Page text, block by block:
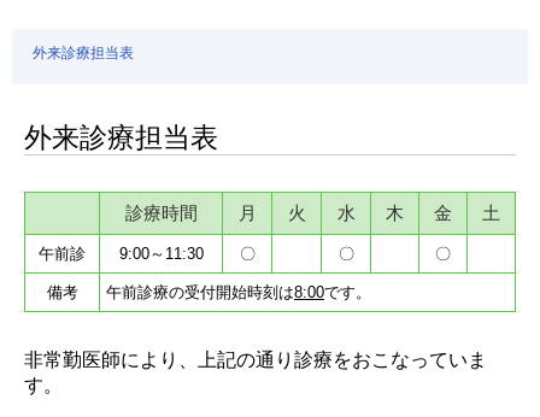
外来診療担当表
外来診療担当表
診療時間 月 火 水 木 金 土
午前診 9:00～11:30 〇 〇 〇
備考 午前診療の受付開始時刻は8:00です。
非常勤医師により、上記の通り診療をおこなっていま
す。